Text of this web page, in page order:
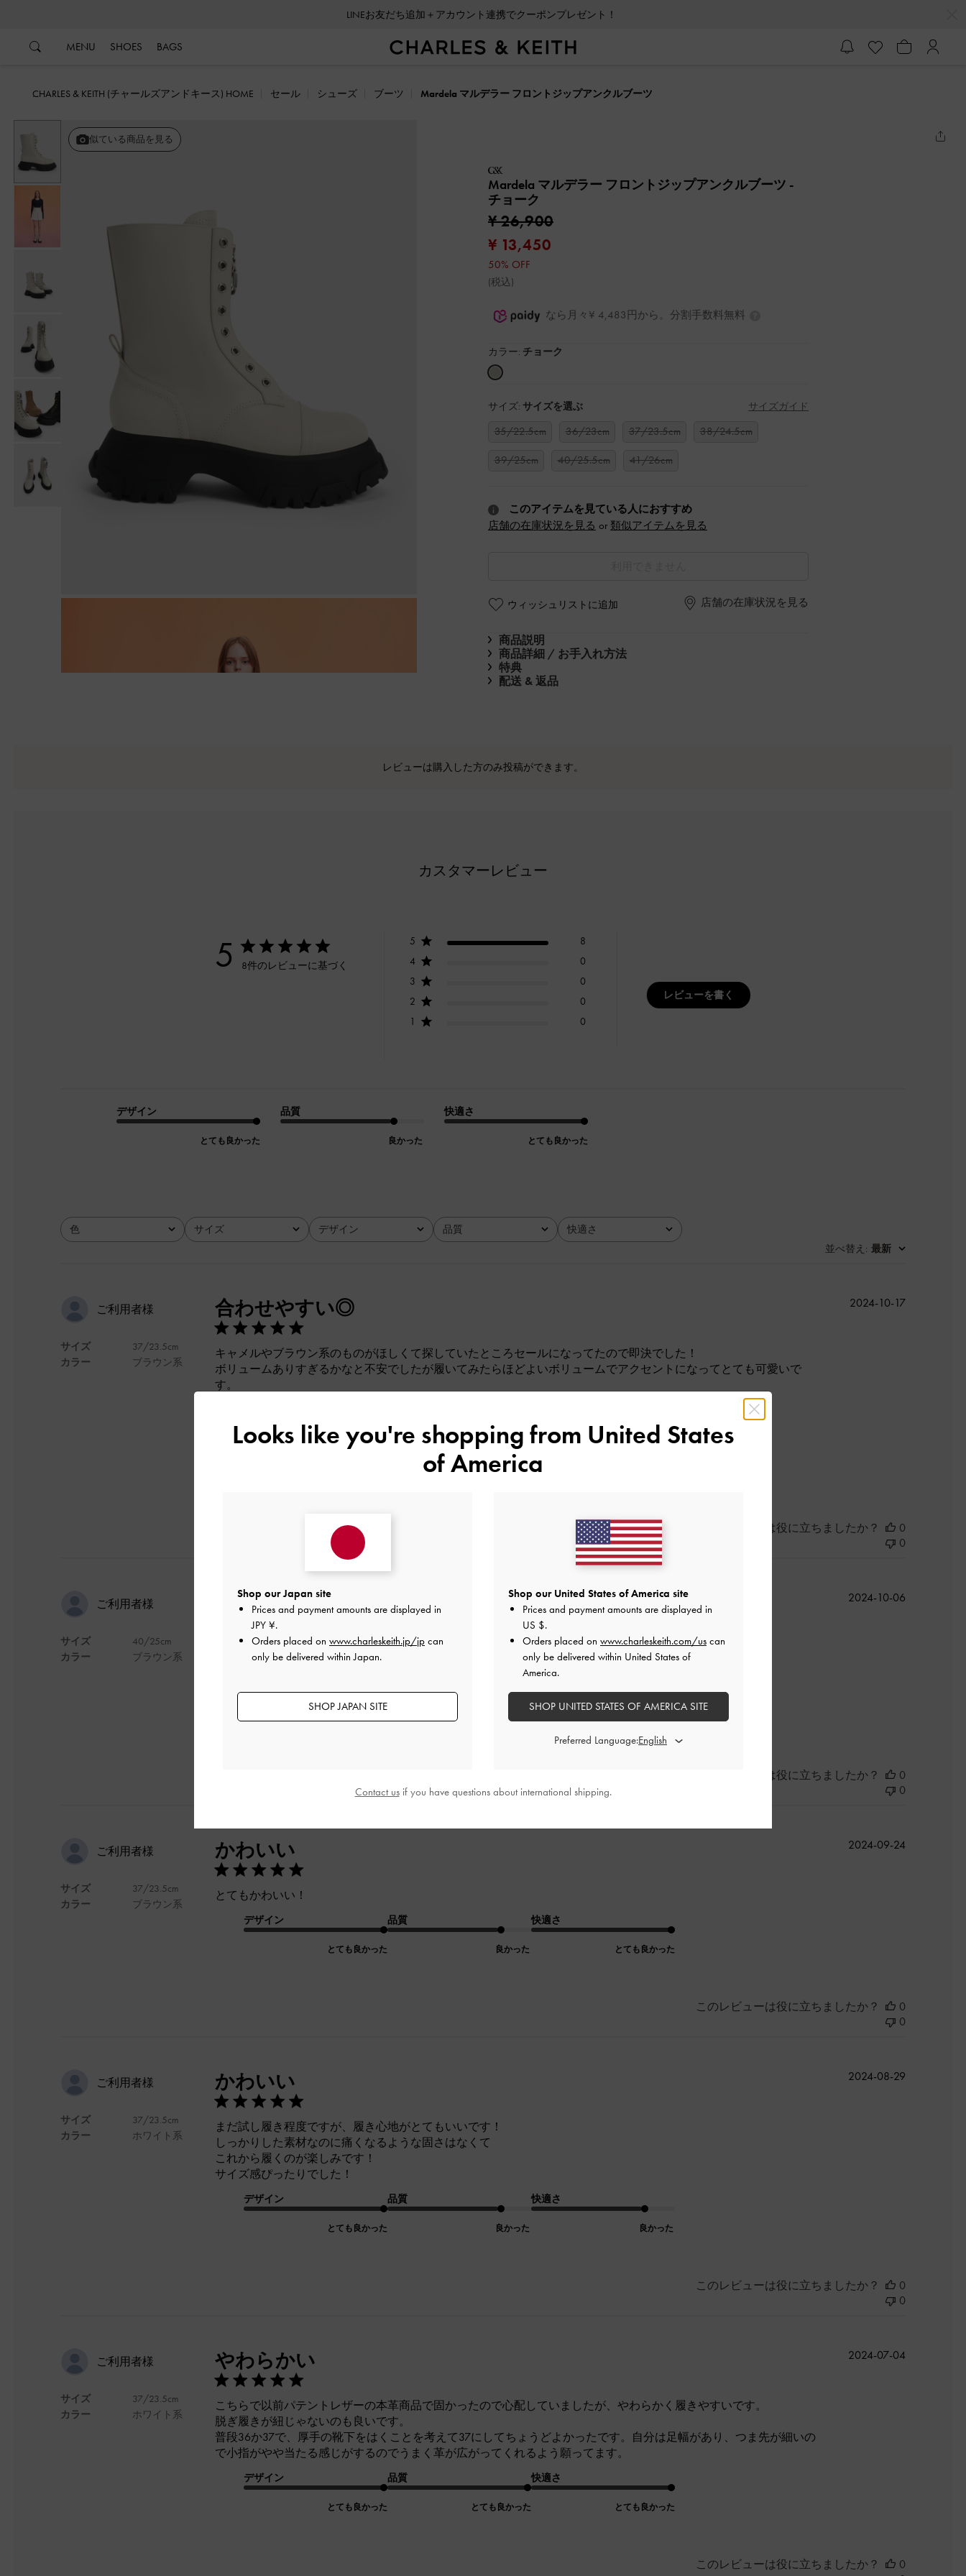
LINEお友だち追加＋アカウント連携でクーポンプレゼント！
MENU SHOES BAGS
CHARLES & KEITH (チャールズアンドキース) HOME セール シューズ ブーツ Mardela マルデラー フロントジップアンクルブーツ
似ている商品を見る
Mardela マルデラー フロントジップアンクルブーツ -
チョーク
¥ 26,900
¥ 13,450
50% OFF
(税込)
なら月々¥ 4,483円から。分割手数料無料
カラー: チョーク
サイズ: サイズを選ぶ サイズガイド
35/22.5cm 36/23cm 37/23.5cm
38/24.5cm
39/25cm
40/25.5cm 41/26cm
このアイテムを見ている人におすすめ
店舗の在庫状況を見る or 類似アイテムを見る
ウィッシュリストに追加 店舗の在庫状況を見る
商品説明
商品詳細 / お手入れ方法
特典
配送 & 返品
レビューは購入した方のみ投稿ができます。
カスタマーレビュー
5 8件のレビューに基づく
5
8
4
0
3
0
2
0
1
0
レビューを書く
デザイン
とても良かった
品質
良かった
快適さ
とても良かった
色全て サイズ
全て デザイン
全て 品質
全て 快適さ
全て
並べ替え : 最新
ご利用者様
サイズ
カラー
37/23.5cm
ブラウン系
合わせやすい◎
キャメルやブラウン系のものがほしくて探していたところセールになってたので即決でした！
ボリュームありすぎるかなと不安でしたが履いてみたらほどよいボリュームでアクセントになってとても可愛いで
す。
ゴールドとの相性が最高でフロントジップなので脱ぎ履きもしやすくかなりお得な買い物ができました◎
デザイン 品質
とても良かった
快適さ
公
2024-10-17
このレビューは役に立ちましたか？
0
0
ご利用者様
サイズ
カラー
40/25cm
ブラウン系
可愛いです
普段25. 5〜26の靴を履くので、サイズ大丈夫かなと思いましたが、ぴったりでした。
デザインも可愛いです。買ってよかったです。
良かった
公
2024-10-06
このレビューは役に立ちましたか？
0
0
ご利用者様
サイズ
カラー
37/23.5cm
ブラウン系
かわいい
とてもかわいい！
デザイン
とても良かった
品質
良かった
快適さ
とても良かった
公
2024-09-24
このレビューは役に立ちましたか？
0
0
ご利用者様
サイズ
カラー
37/23.5cm
ホワイト系
かわいい
まだ試し履き程度ですが、履き心地がとてもいいです！
しっかりした素材なのに痛くなるような固さはなくて
これから履くのが楽しみです！
サイズ感ぴったりでした！
デザイン
とても良かった
品質
良かった
快適さ
良かった
公
2024-08-29
このレビューは役に立ちましたか？
0
0
ご利用者様
サイズ
カラー
37/23.5cm
ホワイト系
やわらかい
こちらで以前パテントレザーの本革商品で固かったので心配していましたが、やわらかく履きやすいです。
脱ぎ履きが紐じゃないのも良いです。
普段36か37で、厚手の靴下をはくことを考えて37にしてちょうどよかったです。自分は足幅があり、つま先が細いの
で小指がやや当たる感じがするのでうまく革が広がってくれるよう願ってます。
デザイン
とても良かった
品質
とても良かった
快適さ
とても良かった
公
2024-07-04
このレビューは役に立ちましたか？
0
Looks like you're shopping from United States
of America
Shop our Japan site
Prices and payment amounts are displayed in
JPY ¥.
Orders placed on www.charleskeith.jp/jp can
only be delivered within Japan.
SHOP JAPAN SITE
Shop our United States of America site
Prices and payment amounts are displayed in
US $.
Orders placed on www.charleskeith.com/us can
only be delivered within United States of
America.
SHOP UNITED STATES OF AMERICA SITE
Preferred Language:
Contact usif you have questions about international shipping.